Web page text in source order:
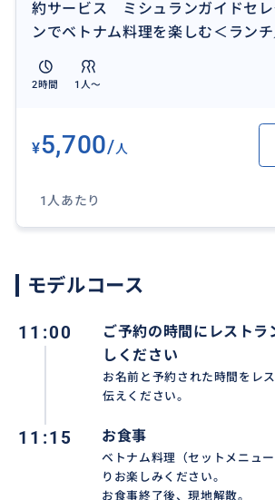
約サービス ミシュランガイドセレ
ンでベトナム料理を楽しむ＜ラン
2時間 1人〜
¥5,700/人
1人あたり
モデルコース
11:00
ご予約の時間にレストラ
しください
お名前と予約された時間をレ
伝えください。
11:15 お食事
ベトナム料理（セットメニュ
りお楽しみください。
お食事終了後、現地解散。